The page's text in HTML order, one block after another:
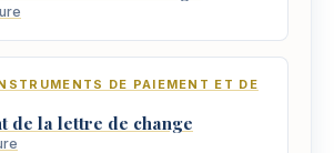
DE PAIEMENT ET DE
de la lettre de change